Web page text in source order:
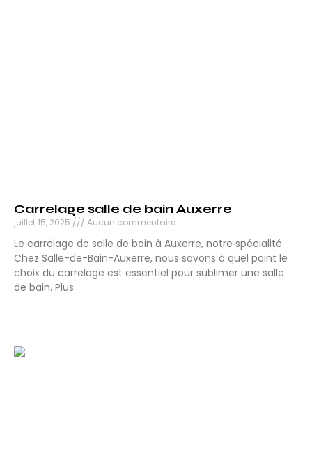
Carrelage salle de bain Auxerre
juillet 15, 2025 Aucun commentaire
Le carrelage de salle de bain à Auxerre, notre spécialité
Chez Salle-de-Bain-Auxerre, nous savons à quel point le
choix du carrelage est essentiel pour sublimer une salle
de bain. Plus